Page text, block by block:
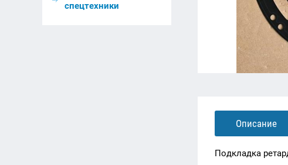
спецтехники
Описание
Подкладка